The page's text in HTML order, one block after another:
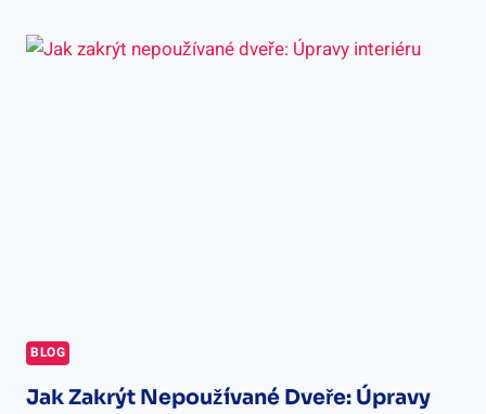
UŽIVATELSKÉ
RECENZE
BLOG
Jak Zakrýt Nepoužívané Dveře: Úpravy